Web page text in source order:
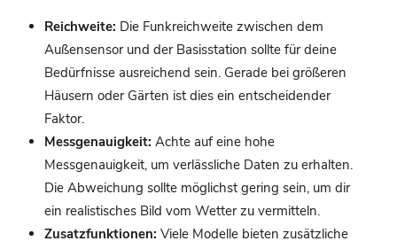
Reichweite: Die Funkreichweite zwischen dem
Außensensor und der Basisstation sollte für deine
Bedürfnisse ausreichend sein. Gerade bei größeren
Häusern oder Gärten ist dies ein entscheidender
Faktor.
Messgenauigkeit: Achte auf eine hohe
Messgenauigkeit, um verlässliche Daten zu erhalten.
Die Abweichung sollte möglichst gering sein, um dir
ein realistisches Bild vom Wetter zu vermitteln.
Zusatzfunktionen: Viele Modelle bieten zusätzliche